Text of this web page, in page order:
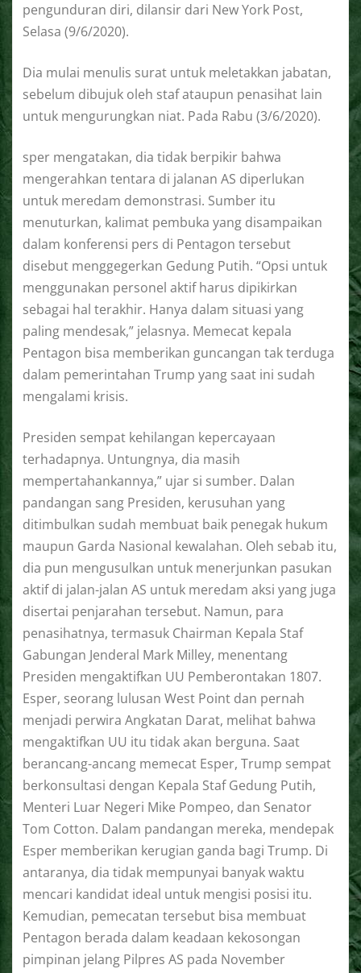
pengunduran diri, dilansir dari New York Post,
Selasa (9/6/2020).
Dia mulai menulis surat untuk meletakkan jabatan,
sebelum dibujuk oleh staf ataupun penasihat lain
untuk mengurungkan niat. Pada Rabu (3/6/2020).
sper mengatakan, dia tidak berpikir bahwa
mengerahkan tentara di jalanan AS diperlukan
untuk meredam demonstrasi. Sumber itu
menuturkan, kalimat pembuka yang disampaikan
dalam konferensi pers di Pentagon tersebut
disebut menggegerkan Gedung Putih. “Opsi untuk
menggunakan personel aktif harus dipikirkan
sebagai hal terakhir. Hanya dalam situasi yang
paling mendesak,” jelasnya. Memecat kepala
Pentagon bisa memberikan guncangan tak terduga
dalam pemerintahan Trump yang saat ini sudah
mengalami krisis.
Presiden sempat kehilangan kepercayaan
terhadapnya. Untungnya, dia masih
mempertahankannya,” ujar si sumber. Dalan
pandangan sang Presiden, kerusuhan yang
ditimbulkan sudah membuat baik penegak hukum
maupun Garda Nasional kewalahan. Oleh sebab itu,
dia pun mengusulkan untuk menerjunkan pasukan
aktif di jalan-jalan AS untuk meredam aksi yang juga
disertai penjarahan tersebut. Namun, para
penasihatnya, termasuk Chairman Kepala Staf
Gabungan Jenderal Mark Milley, menentang
Presiden mengaktifkan UU Pemberontakan 1807.
Esper, seorang lulusan West Point dan pernah
menjadi perwira Angkatan Darat, melihat bahwa
mengaktifkan UU itu tidak akan berguna. Saat
berancang-ancang memecat Esper, Trump sempat
berkonsultasi dengan Kepala Staf Gedung Putih,
Menteri Luar Negeri Mike Pompeo, dan Senator
Tom Cotton. Dalam pandangan mereka, mendepak
Esper memberikan kerugian ganda bagi Trump. Di
antaranya, dia tidak mempunyai banyak waktu
mencari kandidat ideal untuk mengisi posisi itu.
Kemudian, pemecatan tersebut bisa membuat
Pentagon berada dalam keadaan kekosongan
pimpinan jelang Pilpres AS pada November